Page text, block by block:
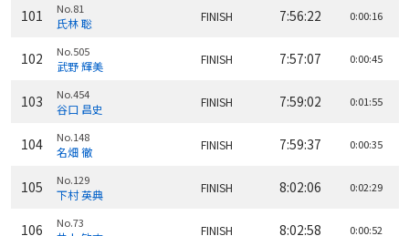
101 No.81
氏林 聡 FINISH 7:56:22 0:00:16
102 No.505
武野 輝美 FINISH 7:57:07 0:00:45
103 No.454
谷口 昌史 FINISH 7:59:02 0:01:55
104 No.148
名畑 徹 FINISH 7:59:37 0:00:35
105 No.129
下村 英典 FINISH 8:02:06 0:02:29
106 No.73 FINISH 8:02:58 0:00:52